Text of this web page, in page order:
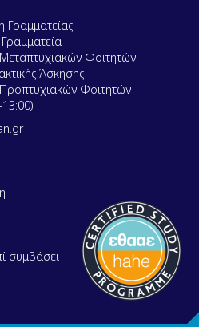
Γραμματείας
Φοιτητών
Άσκησης
Φοιτητών
συμβάσει